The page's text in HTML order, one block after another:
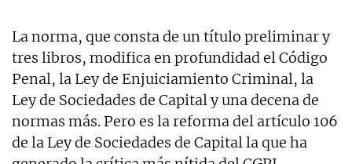
La norma, que consta de un título preliminar y
tres libros, modifica en profundidad el Código
Penal, la Ley de Enjuiciamiento Criminal, la
Ley de Sociedades de Capital y una decena de
normas más. Pero es la reforma del artículo 106
de la Ley de Sociedades de Capital la que ha